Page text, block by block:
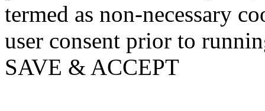
termed as non-necessary
user consent prior to
SAVE & ACCEPT